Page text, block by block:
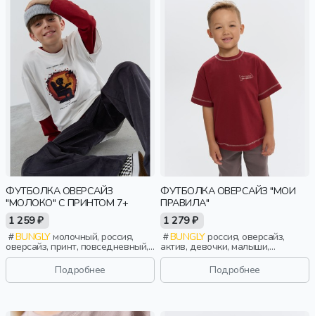
ФУТБОЛКА ОВЕРСАЙЗ
"МОЛОКО" С ПРИНТОМ 7+
1 259 ₽
BUNGLYмолочный, россия,
оверсайз, принт, повседневный,
мальчики, школьники, подростки,
Подробнее
ФУТБОЛКА ОВЕРСАЙЗ "МОИ
ПРАВИЛА"
1 279 ₽
BUNGLYроссия, оверсайз,
актив, девочки, малыши,
дошкольники, дети
Подробнее